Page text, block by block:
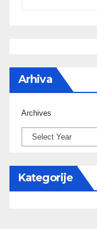
Arhiva
Archives
Kategorije